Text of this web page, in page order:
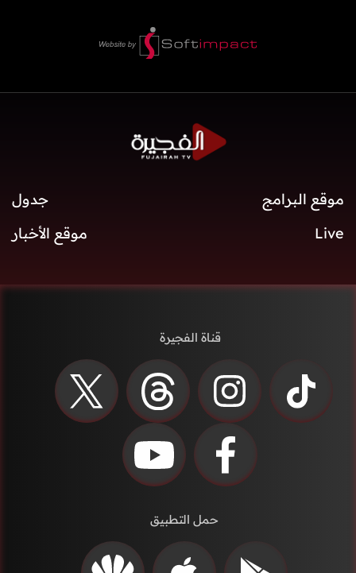
موقع البرامج
جدول
Live
موقع الأخبار
قناة الفجيرة
حمل التطبيق